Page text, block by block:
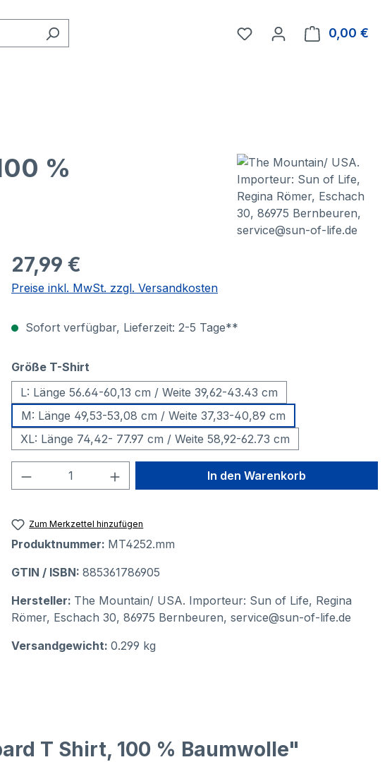
0,00 €
%
27,99 €
Preise inkl. MwSt. zzgl. Versandkosten
Sofort verfügbar, Lieferzeit: 2-5 Tage**
Größe T-Shirt
L: Länge 56.64-60,13 cm / Weite 39,62-43.43 cm
M: Länge 49,53-53,08 cm / Weite 37,33-40,89 cm
XL: Länge 74,42- 77.97 cm / Weite 58,92-62.73 cm
Produkt Anzahl: Gib den gewünschten Wert
In den Warenkorb
Zum Merkzettel hinzufügen
Produktnummer: MT4252.mm
GTIN / ISBN: 885361786905
Hersteller: The Mountain/ USA. Importeur: Sun of Life, Regina
Römer, Eschach 30, 86975 Bernbeuren, service@sun-of-life.de
Versandgewicht: 0.299 kg
T Shirt, 100 % Baumwolle"